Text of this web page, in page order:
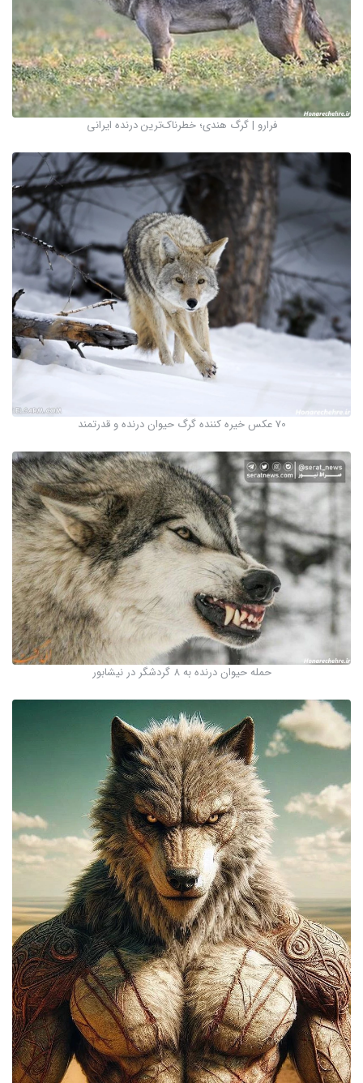
فرارو | گرگ‌ هندی؛ خطرناک‌ترین درنده ایرانی
70 عکس خیره کننده گرگ حیوان درنده و قدرتمند
حمله حیوان درنده به ۸ گردشگر در نیشابور